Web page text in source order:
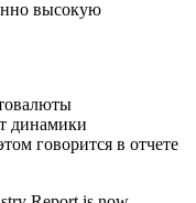
высокую
динамики
говорится в отчете